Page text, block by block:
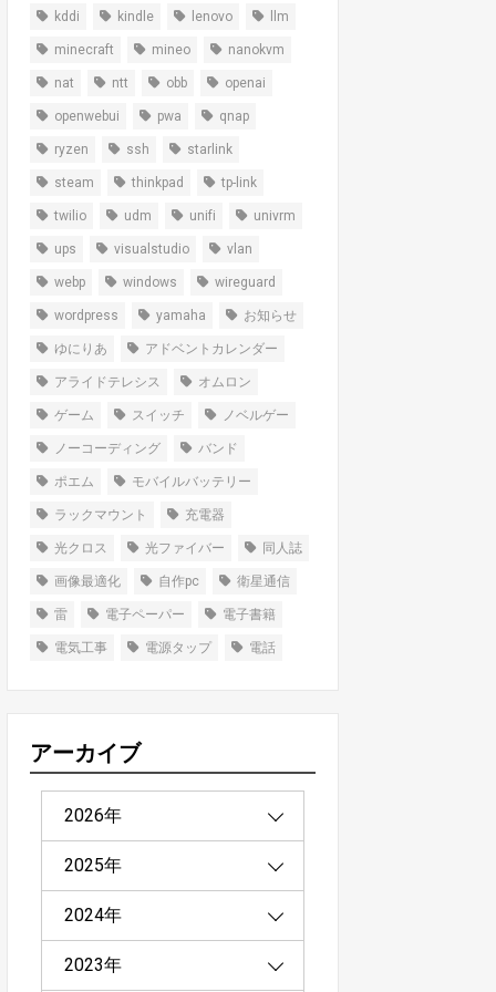
kddi kindle lenovo llm
minecraft mineo nanokvm
nat ntt obb openai
openwebui pwa qnap
ryzen ssh starlink
steam thinkpad tp-link
twilio udm unifi univrm
ups visualstudio vlan
webp windows wireguard
wordpress yamaha お知らせ
ゆにりあ アドベントカレンダー
アライドテレシス オムロン
ゲーム スイッチ ノベルゲー
ノーコーディング バンド
ポエム モバイルバッテリー
ラックマウント 充電器
光クロス 光ファイバー 同人誌
画像最適化 自作pc 衛星通信
雷 電子ペーパー 電子書籍
電気工事 電源タップ 電話
アーカイブ
2026年
2026年3月（1）
2026年2月（2）
2026年1月（1）
2025年
2025年12月（2）
2025年11月（1）
2024年
2024年12月（2）
2023年